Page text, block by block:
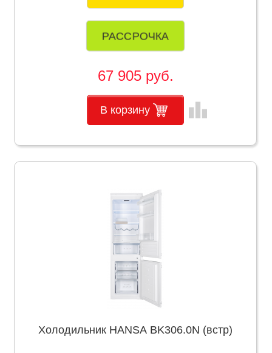
РАССРОЧКА
67 905 руб.
В корзину leaderboard
Холодильник HANSA BK306.0N (встр)